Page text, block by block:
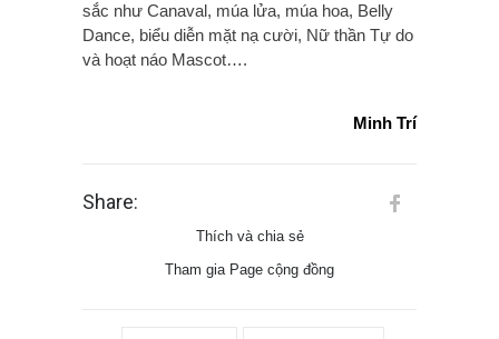
sắc như Canaval, múa lửa, múa hoa, Belly
Dance, biểu diễn mặt nạ cười, Nữ thần Tự do
và hoạt náo Mascot….
Minh Trí
Share:
Thích và chia sẻ
Tham gia Page cộng đồng